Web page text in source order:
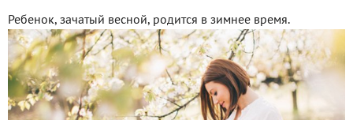
Ребенок, зачатый весной, родится в зимнее время.